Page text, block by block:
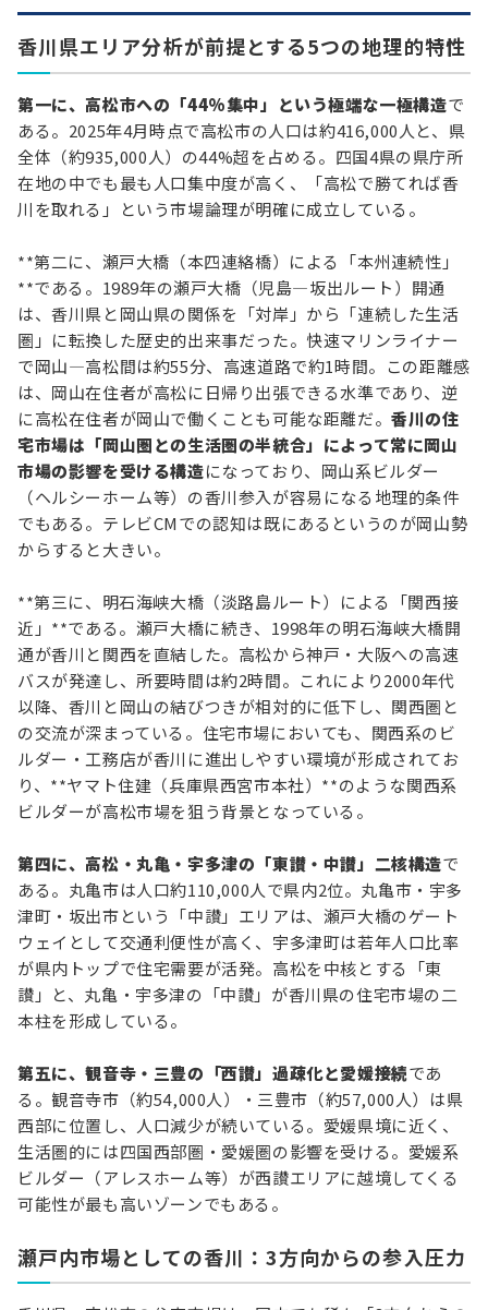
香川県エリア分析が前提とする5つの地理的特性
第一に、高松市への「44%集中」という極端な一極構造で
ある。2025年4月時点で高松市の人口は約416,000人と、県
全体（約935,000人）の44%超を占める。四国4県の県庁所
在地の中でも最も人口集中度が高く、「高松で勝てれば香
川を取れる」という市場論理が明確に成立している。
**第二に、瀬戸大橋（本四連絡橋）による「本州連続性」
**である。1989年の瀬戸大橋（児島—坂出ルート）開通
は、香川県と岡山県の関係を「対岸」から「連続した生活
圏」に転換した歴史的出来事だった。快速マリンライナー
で岡山—高松間は約55分、高速道路で約1時間。この距離感
は、岡山在住者が高松に日帰り出張できる水準であり、逆
に高松在住者が岡山で働くことも可能な距離だ。香川の住
宅市場は「岡山圏との生活圏の半統合」によって常に岡山
市場の影響を受ける構造になっており、岡山系ビルダー
（ヘルシーホーム等）の香川参入が容易になる地理的条件
でもある。テレビCMでの認知は既にあるというのが岡山勢
からすると大きい。
**第三に、明石海峡大橋（淡路島ルート）による「関西接
近」**である。瀬戸大橋に続き、1998年の明石海峡大橋開
通が香川と関西を直結した。高松から神戸・大阪への高速
バスが発達し、所要時間は約2時間。これにより2000年代
以降、香川と岡山の結びつきが相対的に低下し、関西圏と
の交流が深まっている。住宅市場においても、関西系のビ
ルダー・工務店が香川に進出しやすい環境が形成されてお
り、**ヤマト住建（兵庫県西宮市本社）**のような関西系
ビルダーが高松市場を狙う背景となっている。
第四に、高松・丸亀・宇多津の「東讃・中讃」二核構造で
ある。丸亀市は人口約110,000人で県内2位。丸亀市・宇多
津町・坂出市という「中讃」エリアは、瀬戸大橋のゲート
ウェイとして交通利便性が高く、宇多津町は若年人口比率
が県内トップで住宅需要が活発。高松を中核とする「東
讃」と、丸亀・宇多津の「中讃」が香川県の住宅市場の二
本柱を形成している。
第五に、観音寺・三豊の「西讃」過疎化と愛媛接続であ
る。観音寺市（約54,000人）・三豊市（約57,000人）は県
西部に位置し、人口減少が続いている。愛媛県境に近く、
生活圏的には四国西部圏・愛媛圏の影響を受ける。愛媛系
ビルダー（アレスホーム等）が西讃エリアに越境してくる
可能性が最も高いゾーンでもある。
瀬戸内市場としての香川：3方向からの参入圧力